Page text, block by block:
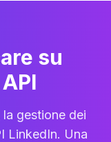
su
gestione dei
LinkedIn. Una